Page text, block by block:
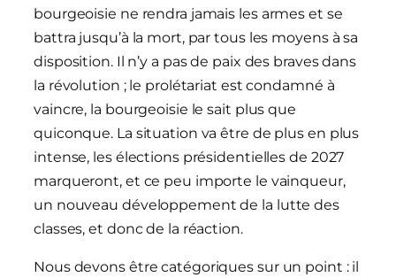
bourgeoisie ne rendra jamais les armes et se
battra jusqu’à la mort, par tous les moyens à sa
disposition. Il n’y a pas de paix des braves dans
la révolution ; le prolétariat est condamné à
vaincre, la bourgeoisie le sait plus que
quiconque. La situation va être de plus en plus
intense, les élections présidentielles de 2027
marqueront, et ce peu importe le vainqueur,
un nouveau développement de la lutte des
classes, et donc de la réaction.
Nous devons être catégoriques sur un point : il